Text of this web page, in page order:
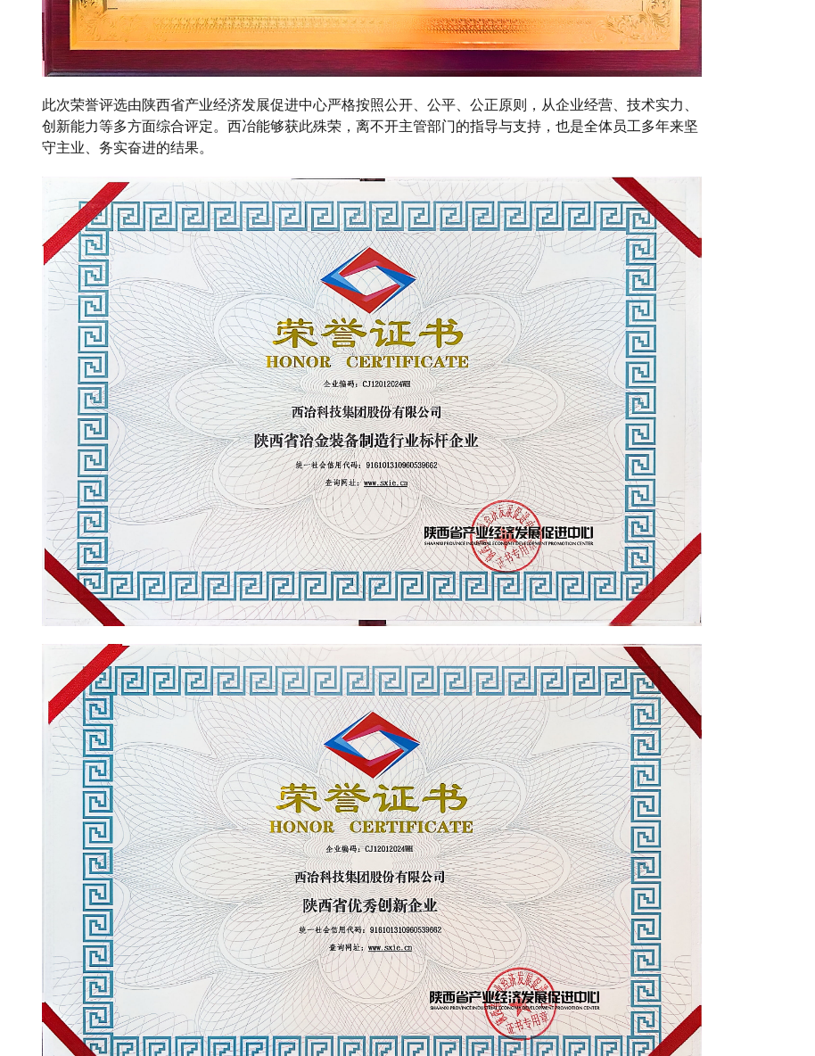
此次荣誉评选由陕西省产业经济发展促进中心严格按照公开、公平、公正原则，从企业经营、技术实力、
创新能力等多方面综合评定。西冶能够获此殊荣，离不开主管部门的指导与支持，也是全体员工多年来坚
守主业、务实奋进的结果。